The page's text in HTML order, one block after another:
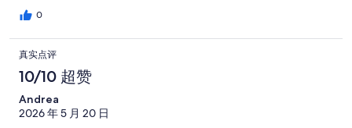
0
真实点评
10/10 超赞
Andrea
2026 年 5 月 20 日